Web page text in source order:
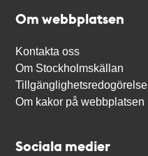
Om webbplatsen
Kontakta oss
Om Stockholmskällan
Tillgänglighetsredogörelse
Om kakor på webbplatsen
Sociala medier